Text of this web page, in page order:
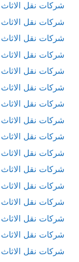
شركات نقل
شركات نقل
شركات نقل الاثاث
شركات نقل
شركات نقل الاثاث
شركات نقل الاثاث
شركات نقل الاثاث
شركات نقل الاثاث
شركات نقل الاثاث
شركات نقل الاثاث
شركات نقل
شركات نقل
شركات نقل
شركات نقل
شركات نقل الاثاث
شركات نقل الاثاث